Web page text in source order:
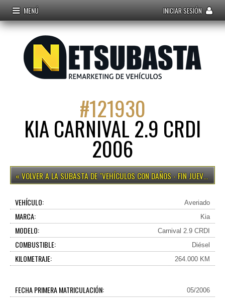
MENÚ INICIAR SESIÓN
#121930
KIA CARNIVAL 2.9 CRDI
2006
VEHÍCULOS CON DAÑOS - FIN JUEVES 15H
VEHÍCULO: Averiado
MARCA: Kia
MODELO: Carnival 2.9 CRDI
COMBUSTIBLE: Diésel
KILOMETRAJE: 264.000 KM
FECHA PRIMERA MATRICULACIÓN: 05/2006